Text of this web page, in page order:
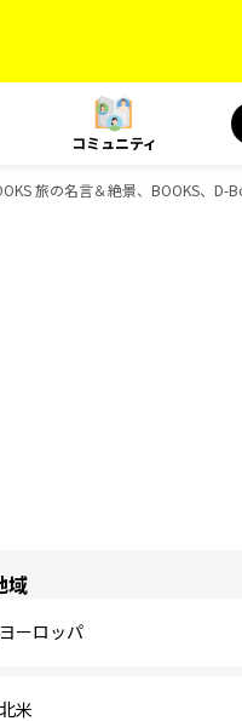
コミュニティ
旅の名言＆絶景、BOOKS、D-
域
ヨーロッパ
北米